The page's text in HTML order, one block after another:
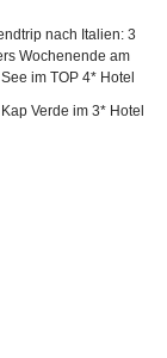
nach Italien: 3
Wochenende am
im TOP 4* Hotel
Verde im 3* Hotel